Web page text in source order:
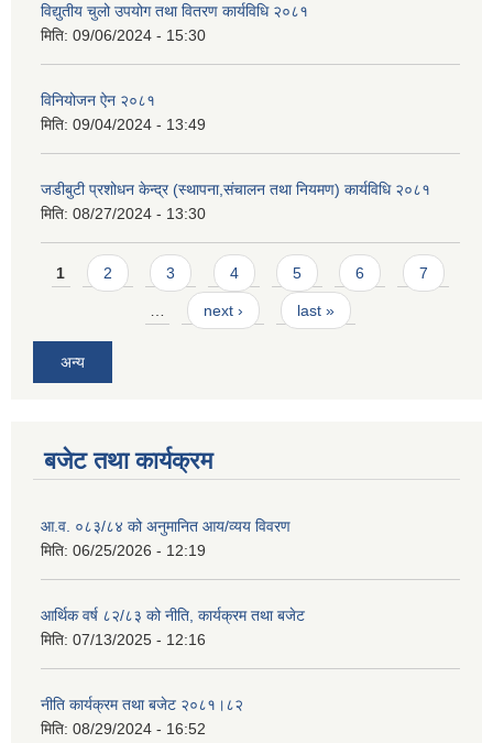
विद्युतीय चुलो उपयोग तथा वितरण कार्यविधि २०८१
मिति: 09/06/2024 - 15:30
विनियोजन ऐन २०८१
मिति: 09/04/2024 - 13:49
जडीबुटी प्रशोधन केन्द्र (स्थापना,संचालन तथा नियमण) कार्यविधि २०८१
मिति: 08/27/2024 - 13:30
Pages
1 2 3 4 5 6 7
… next › last »
अन्य
बजेट तथा कार्यक्रम
आ.व. ०८३/८४ को अनुमानित आय/व्यय विवरण
मिति: 06/25/2026 - 12:19
आर्थिक वर्ष ८२/८३ को नीति, कार्यक्रम तथा बजेट
मिति: 07/13/2025 - 12:16
नीति कार्यक्रम तथा बजेट २०८१।८२
मिति: 08/29/2024 - 16:52